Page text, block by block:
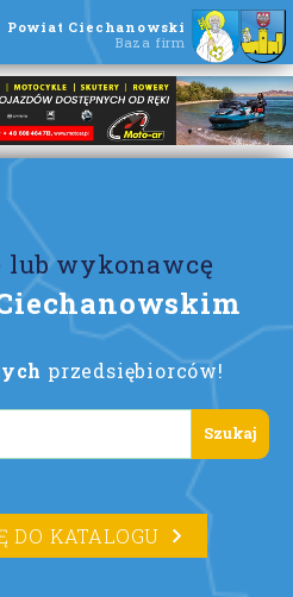
Powiat Ciechanowski
Baza firm
lub wykonawcę
przedsiębiorców!
DO KATALOGU